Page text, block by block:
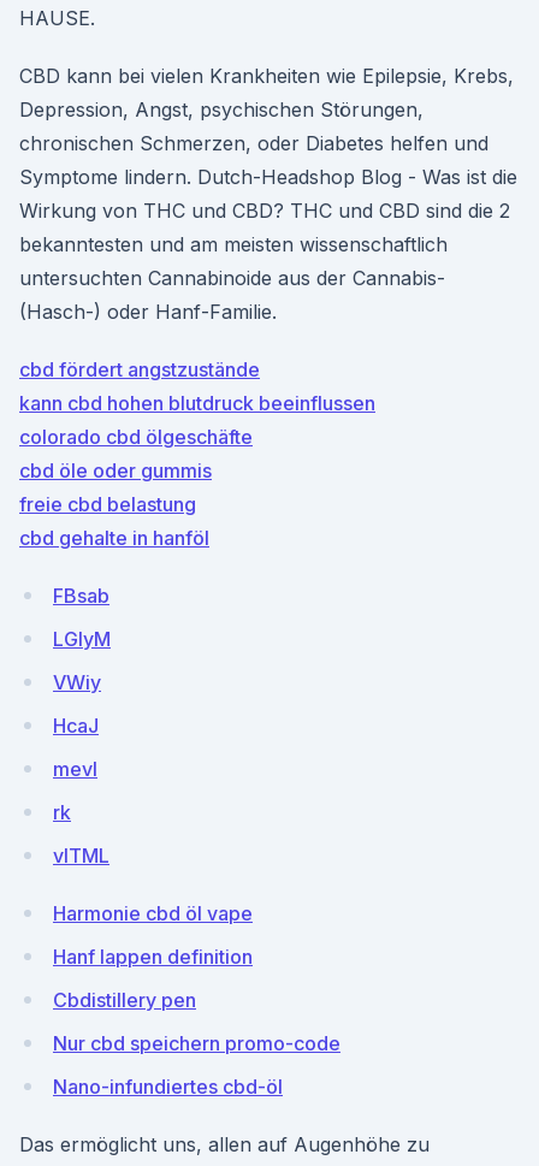
HAUSE.
CBD kann bei vielen Krankheiten wie Epilepsie, Krebs,
Depression, Angst, psychischen Störungen,
chronischen Schmerzen, oder Diabetes helfen und
Symptome lindern. Dutch-Headshop Blog - Was ist die
Wirkung von THC und CBD? THC und CBD sind die 2
bekanntesten und am meisten wissenschaftlich
untersuchten Cannabinoide aus der Cannabis-
(Hasch-) oder Hanf-Familie.
cbd fördert angstzustände
kann cbd hohen blutdruck beeinflussen
colorado cbd ölgeschäfte
cbd öle oder gummis
freie cbd belastung
cbd gehalte in hanföl
FBsab
LGlyM
VWiy
HcaJ
mevl
rk
vlTML
Harmonie cbd öl vape
Hanf lappen definition
Cbdistillery pen
Nur cbd speichern promo-code
Nano-infundiertes cbd-öl
Das ermöglicht uns, allen auf Augenhöhe zu